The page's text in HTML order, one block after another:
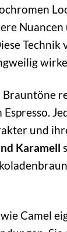
Technik
und
Karamell
Camel